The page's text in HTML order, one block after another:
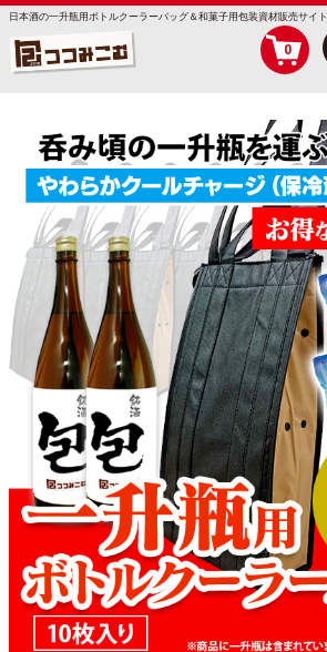
日本酒の一升瓶用ボトルクーラーバッグ＆和菓子用包装資材販売サイト
0